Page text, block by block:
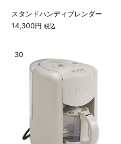
スタンドハンディブレンダー
14,300円税込
30